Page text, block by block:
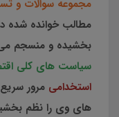
مجموعه سوالات و
مطالب خوانده شده
بخشیده و منسجم
سیاست های کلی
استخدامی مرور
های وی را نظم